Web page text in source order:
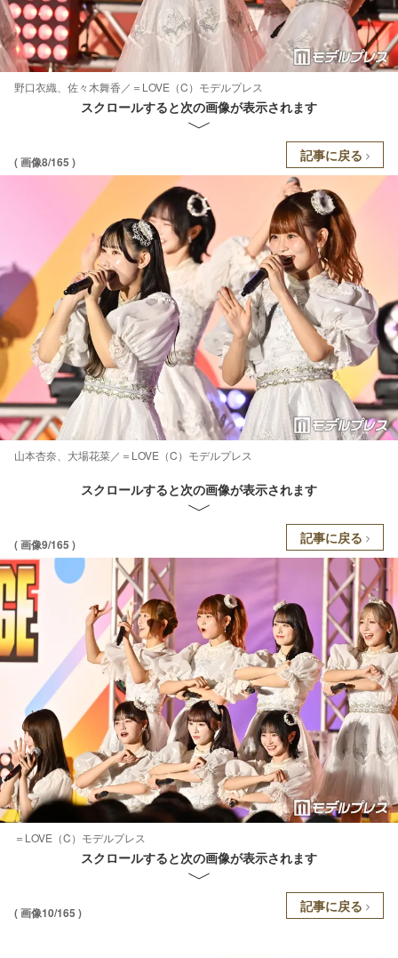
野口衣織、佐々木舞香／＝LOVE（C）モデルプレス
スクロールすると次の画像が表示されます
( 画像8/165 ) 記事に戻る
山本杏奈、大場花菜／＝LOVE（C）モデルプレス
スクロールすると次の画像が表示されます
( 画像9/165 ) 記事に戻る
＝LOVE（C）モデルプレス
スクロールすると次の画像が表示されます
( 画像10/165 ) 記事に戻る